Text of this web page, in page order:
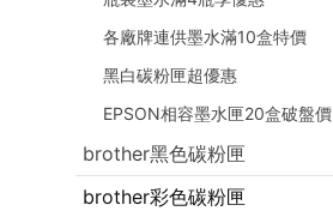
各廠牌連供墨水滿10盒特價
黑白碳粉匣超優惠
EPSON相容墨水匣20盒破盤價
brother黑色碳粉匣
brother彩色碳粉匣